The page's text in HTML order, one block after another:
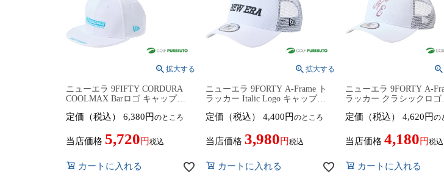
ニューエラ 9FIFTY CORDURA
COOLMAX Barロゴ キャップ
ェア 春夏ウェア ヘッドウェア 帽
定価（税込） 6,380 のところ
当店価格 5,720 税込
カートに入れる
ニューエラ 9FORTY A-Frame ト
ラッカー Italic Logo キャップ
ェア 春夏ウェア 帽子 New Era
定価（税込） 4,400 のところ
当店価格 3,980 税込
カートに入れる
ニューエラ 9FORTY A-
ラッカー クラシックロゴ
2026年モデル ゴルフウェ
定価（税込） 4,620 の
当店価格 4,180 税込
カートに入れる